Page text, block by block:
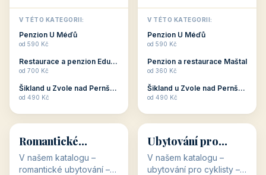
jsou pro Vás připraveny
objekty, které svojí
polohou či vybaveností,
nabízí klidné ubytování
V TÉTO KATEGORII:
Penzion U Méďů
od 590 Kč
Restaurace a penzion Eduard
od 700 Kč
Šikland u Zvole nad Pernštejnem
od 490 Kč
penziony a hotely, které
jsou přizpůsobeny pro
ubytování klientů vyššího
věku. Některé z nich
V TÉTO KATEGORII:
Penzion U Méďů
od 590 Kč
Penzion a restaurace Maštal
od 360 Kč
Šikland u Zvole nad Pernštejnem
od 490 Kč
💕
💕
Romantické
ubytování
V našem katalogu –
romantické ubytování –
🚴
🚴
32 objektů
Ubytování pro
cyklisty
V našem katalogu –
ubytování pro cyklisty –